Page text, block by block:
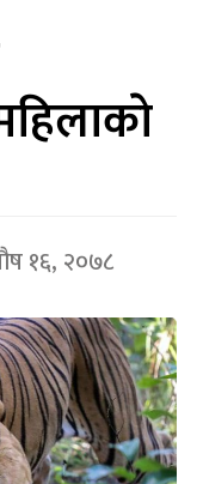
१६, २०७८